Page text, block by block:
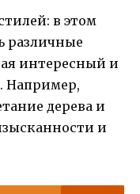
в этом
различные
интересный и
Например,
дерева и
и